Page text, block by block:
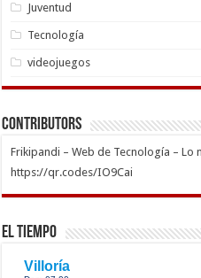
Juventud
Tecnología
videojuegos
Contributors
Frikipandi – Web de Tecnología – Lo
https://qr.codes/IO9Cai
El Tiempo